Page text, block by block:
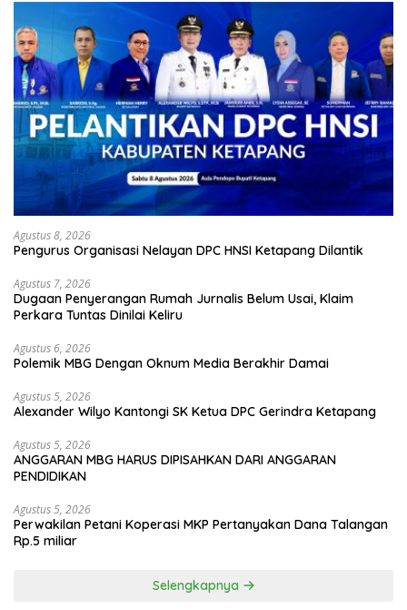
Agustus 8, 2026
Pengurus Organisasi Nelayan DPC HNSI Ketapang Dilantik
Agustus 7, 2026
Dugaan Penyerangan Rumah Jurnalis Belum Usai, Klaim
Perkara Tuntas Dinilai Keliru
Agustus 6, 2026
Polemik MBG Dengan Oknum Media Berakhir Damai
Agustus 5, 2026
Alexander Wilyo Kantongi SK Ketua DPC Gerindra Ketapang
Agustus 5, 2026
ANGGARAN MBG HARUS DIPISAHKAN DARI ANGGARAN
PENDIDIKAN
Agustus 5, 2026
Perwakilan Petani Koperasi MKP Pertanyakan Dana Talangan
Rp.5 miliar
Selengkapnya